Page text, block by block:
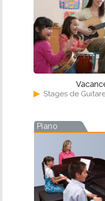
▶ Stages de
Piano